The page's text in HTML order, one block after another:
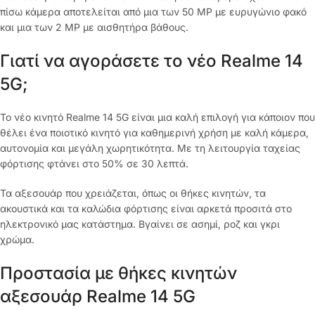
πίσω κάμερα αποτελείται από μια των 50 MP με ευρυγώνιο φακό
και μια των 2 MP με αισθητήρα βάθους.
Γιατί να αγοράσετε το νέο Realme 14
5G;
Το νέο κινητό Realme 14 5G είναι μια καλή επιλογή για κάποιον που
θέλει ένα ποιοτικό κινητό για καθημερινή χρήση με καλή κάμερα,
αυτονομία και μεγάλη χωρητικότητα. Με τη λειτουργία ταχείας
φόρτισης φτάνει στο 50% σε 30 λεπτά.
Τα αξεσουάρ που χρειάζεται, όπως οι θήκες κινητών, τα
ακουστικά και τα καλώδια φόρτισης είναι αρκετά προσιτά στο
ηλεκτρονικό μας κατάστημα. Βγαίνει σε ασημί, ροζ και γκρι
χρώμα.
Προστασία με θήκες κινητών
αξεσουάρ Realme 14 5G